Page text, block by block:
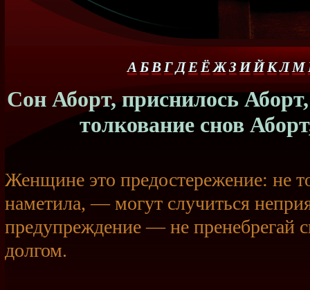
А БВГДЕ Ё ЖЗ ИЙКЛМ
Сон Аборт, приснилось
толкование снов
Женщине это предостережение: не
наметила, — могут случиться
предупреждение — не пренебрегай
долгом.